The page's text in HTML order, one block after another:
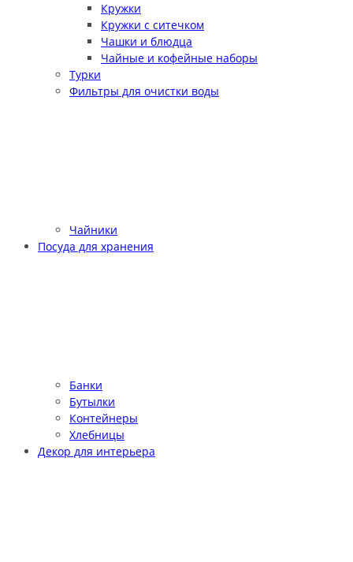
Кружки
Кружки с ситечком
Чашки и блюдца
Чайные и кофейные наборы
Турки
Фильтры для очистки воды
Чайники
Посуда для хранения
Банки
Бутылки
Контейнеры
Хлебницы
Декор для интерьера